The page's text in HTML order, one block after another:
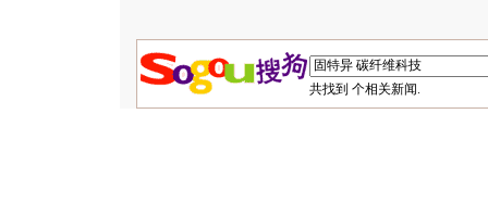
共找到 个相关新闻.